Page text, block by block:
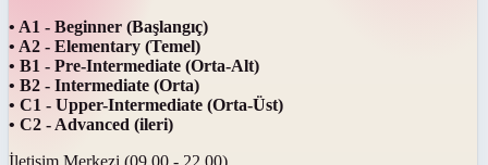
• A1 - Beginner (Başlangıç)
• A2 - Elementary (Temel)
• B1 - Pre-Intermediate (Orta-Alt)
• B2 - Intermediate (Orta)
• C1 - Upper-Intermediate (Orta-Üst)
• C2 - Advanced (ileri)
İletişim Merkezi (09.00 - 22.00)